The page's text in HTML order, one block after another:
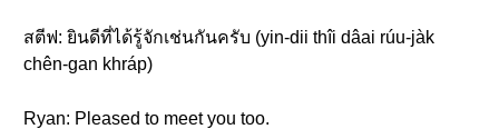
สตีฟ: ยินดีที่ได้รู้จักเช่นกันครับ (yin-dii thîi dâai rúu-jàk
chên-gan khráp)
Ryan: Pleased to meet you too.